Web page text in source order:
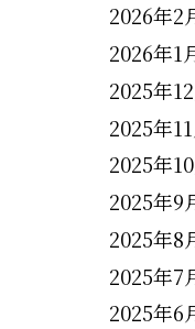
2026年2
2026年1
2025年
2025年
2025年
2025年9
2025年8
2025年7
2025年6